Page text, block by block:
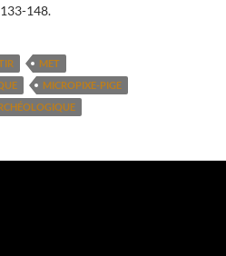
148.
MET
MICROPIXE-PIGE